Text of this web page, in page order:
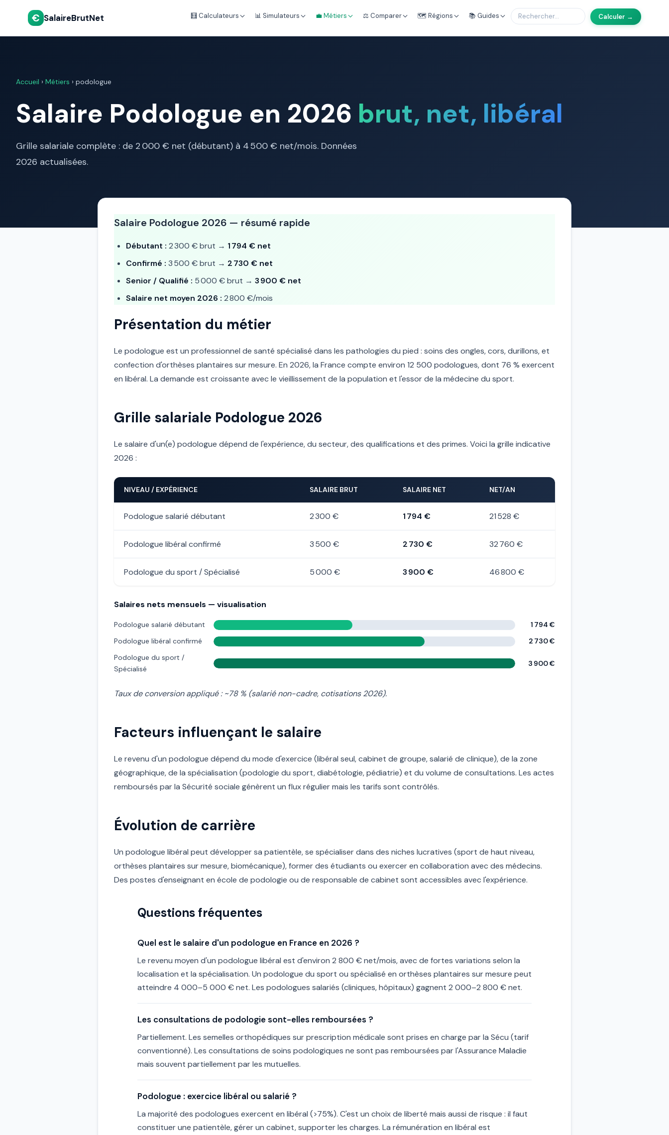
€ SalaireBrutNet 🧮 Calculateurs 📊 Simulateurs 💼 Métiers ⚖️ Comparer 🗺️ Régions 📚 Guides Calculer →
Accueil › Métiers › podologue
Salaire Podologue en 2026 brut, net, libéral
Grille salariale complète : de 2 000 € net (débutant) à 4 500 € net/mois. Données
2026 actualisées.
Salaire Podologue 2026 — résumé rapide
Débutant : 2 300 € brut → 1 794 € net
Confirmé : 3 500 € brut → 2 730 € net
Senior / Qualifié : 5 000 € brut → 3 900 € net
Salaire net moyen 2026 : 2 800 €/mois
Présentation du métier
Le podologue est un professionnel de santé spécialisé dans les pathologies du pied : soins des ongles, cors, durillons, et
confection d'orthèses plantaires sur mesure. En 2026, la France compte environ 12 500 podologues, dont 76 % exercent
en libéral. La demande est croissante avec le vieillissement de la population et l'essor de la médecine du sport.
Grille salariale Podologue 2026
Le salaire d'un(e) podologue dépend de l'expérience, du secteur, des qualifications et des primes. Voici la grille indicative
2026 :
NIVEAU / EXPÉRIENCE SALAIRE BRUT SALAIRE NET NET/AN
Podologue salarié débutant 2 300 € 1 794 € 21 528 €
Podologue libéral confirmé 3 500 € 2 730 € 32 760 €
Podologue du sport / Spécialisé 5 000 € 3 900 € 46 800 €
Salaires nets mensuels — visualisation
Podologue salarié débutant
1 794 €
Podologue libéral confirmé
2 730 €
Podologue du sport /
Spécialisé
3 900 €
Taux de conversion appliqué : ~78 % (salarié non-cadre, cotisations 2026).
Facteurs influençant le salaire
Le revenu d'un podologue dépend du mode d'exercice (libéral seul, cabinet de groupe, salarié de clinique), de la zone
géographique, de la spécialisation (podologie du sport, diabétologie, pédiatrie) et du volume de consultations. Les actes
remboursés par la Sécurité sociale génèrent un flux régulier mais les tarifs sont contrôlés.
Évolution de carrière
Un podologue libéral peut développer sa patientèle, se spécialiser dans des niches lucratives (sport de haut niveau,
orthèses plantaires sur mesure, biomécanique), former des étudiants ou exercer en collaboration avec des médecins.
Des postes d'enseignant en école de podologie ou de responsable de cabinet sont accessibles avec l'expérience.
Questions fréquentes
Quel est le salaire d'un podologue en France en 2026 ?
Le revenu moyen d'un podologue libéral est d'environ 2 800 € net/mois, avec de fortes variations selon la
localisation et la spécialisation. Un podologue du sport ou spécialisé en orthèses plantaires sur mesure peut
atteindre 4 000–5 000 € net. Les podologues salariés (cliniques, hôpitaux) gagnent 2 000–2 800 € net.
Les consultations de podologie sont-elles remboursées ?
Partiellement. Les semelles orthopédiques sur prescription médicale sont prises en charge par la Sécu (tarif
conventionné). Les consultations de soins podologiques ne sont pas remboursées par l'Assurance Maladie
mais souvent partiellement par les mutuelles.
Podologue : exercice libéral ou salarié ?
La majorité des podologues exercent en libéral (>75%). C'est un choix de liberté mais aussi de risque : il faut
constituer une patientèle, gérer un cabinet, supporter les charges. La rémunération en libéral est